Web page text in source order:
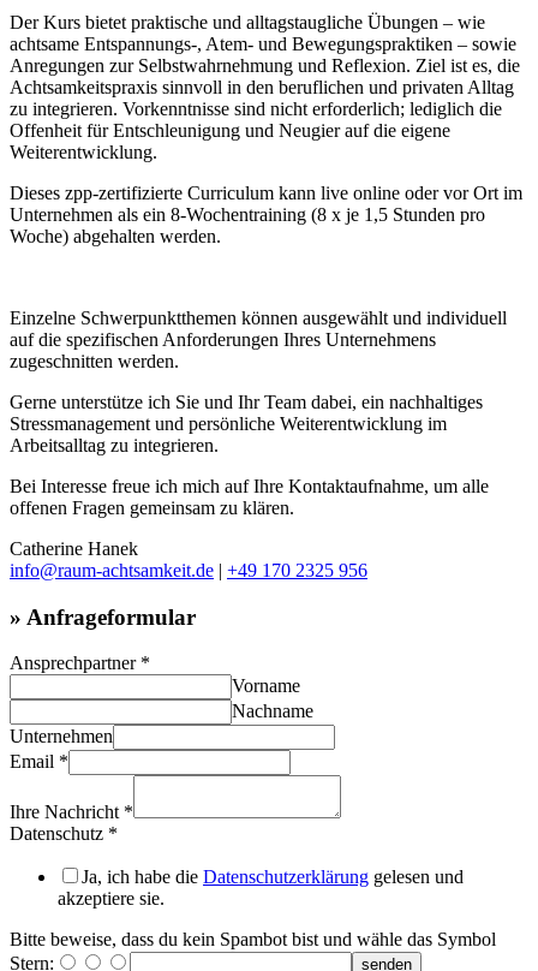
Der Kurs bietet praktische und alltagstaugliche Übungen – wie
achtsame Entspannungs-, Atem- und Bewegungspraktiken – sowie
Anregungen zur Selbstwahrnehmung und Reflexion. Ziel ist es, die
Achtsamkeitspraxis sinnvoll in den beruflichen und privaten Alltag
zu integrieren. Vorkenntnisse sind nicht erforderlich; lediglich die
Offenheit für Entschleunigung und Neugier auf die eigene
Weiterentwicklung.
Dieses zpp-zertifizierte Curriculum kann live online oder vor Ort im
Unternehmen als ein 8-Wochentraining (8 x je 1,5 Stunden pro
Woche) abgehalten werden.
Einzelne Schwerpunktthemen können ausgewählt und individuell
auf die spezifischen Anforderungen Ihres Unternehmens
zugeschnitten werden.
Gerne unterstütze ich Sie und Ihr Team dabei, ein nachhaltiges
Stressmanagement und persönliche Weiterentwicklung im
Arbeitsalltag zu integrieren.
Bei Interesse freue ich mich auf Ihre Kontaktaufnahme, um alle
offenen Fragen gemeinsam zu klären.
Catherine Hanek
info@raum-achtsamkeit.de | +49 170 2325 956
» Anfrageformular
Ansprechpartner *
Vorname
Nachname
Unternehmen
Email *
Ihre Nachricht *
Datenschutz *
Ja, ich habe die Datenschutzerklärung gelesen und
akzeptiere sie.
Bitte beweise, dass du kein Spambot bist und wähle das Symbol
Stern: senden